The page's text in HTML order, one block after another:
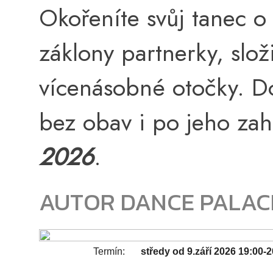
Okořeníte svůj tanec
záklony partnerky,
vícenásobné otočky.
bez obav i po jeho
2026.
AUTOR DANCE
Termín: středy od 9.září 2026 19:00-